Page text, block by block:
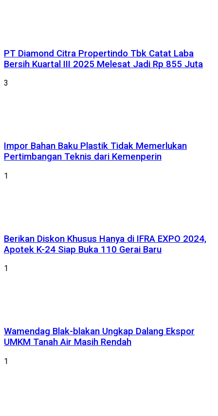
PT Diamond Citra Propertindo Tbk Catat Laba
Bersih Kuartal III 2025 Melesat Jadi Rp 855 Juta
3
Impor Bahan Baku Plastik Tidak Memerlukan
Pertimbangan Teknis dari Kemenperin
1
Berikan Diskon Khusus Hanya di IFRA EXPO 2024,
Apotek K-24 Siap Buka 110 Gerai Baru
1
Wamendag Blak-blakan Ungkap Dalang Ekspor
UMKM Tanah Air Masih Rendah
1